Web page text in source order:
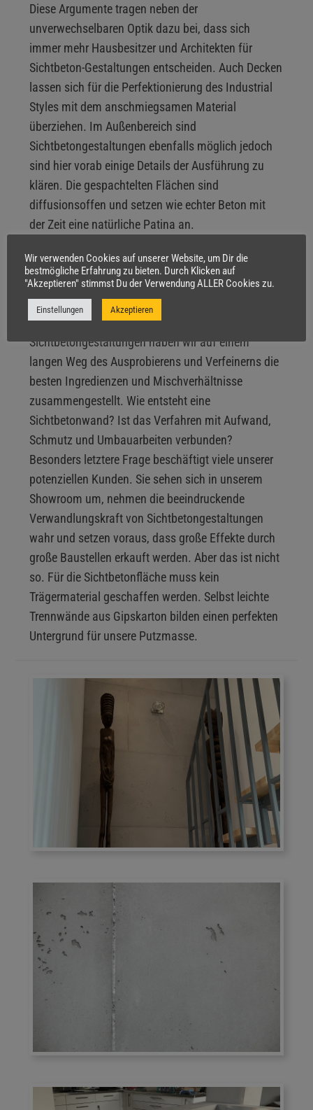
Diese Argumente tragen neben der
unverwechselbaren Optik dazu bei, dass sich
immer mehr Hausbesitzer und Architekten für
Sichtbeton-Gestaltungen entscheiden. Auch Decken
lassen sich für die Perfektionierung des Industrial
Styles mit dem anschmiegsamen Material
überziehen. Im Außenbereich sind
Sichtbetongestaltungen ebenfalls möglich jedoch
sind hier vorab einige Details der Ausführung zu
klären. Die gespachtelten Flächen sind
diffusionsoffen und setzen wie echter Beton mit
der Zeit eine natürliche Patina an.
Kleine Baustellen sind gute Baustellen
Meisterliche Ergebnisse im Handwerk entstehen
durch Materialkunde und Erfahrung. Für unsere
Sichtbetongestaltungen haben wir auf einem
langen Weg des Ausprobierens und Verfeinerns die
besten Ingredienzen und Mischverhältnisse
zusammengestellt. Wie entsteht eine
Sichtbetonwand? Ist das Verfahren mit Aufwand,
Schmutz und Umbauarbeiten verbunden?
Besonders letztere Frage beschäftigt viele unserer
potenziellen Kunden. Sie sehen sich in unserem
Showroom um, nehmen die beeindruckende
Verwandlungskraft von Sichtbetongestaltungen
wahr und setzen voraus, dass große Effekte durch
große Baustellen erkauft werden. Aber das ist nicht
so. Für die Sichtbetonfläche muss kein
Trägermaterial geschaffen werden. Selbst leichte
Trennwände aus Gipskarton bilden einen perfekten
Untergrund für unsere Putzmasse.
Wir verwenden Cookies auf unserer Website, um Dir die
bestmögliche Erfahrung zu bieten. Durch Klicken auf
"Akzeptieren" stimmst Du der Verwendung ALLER Cookies zu.
Einstellungen Akzeptieren